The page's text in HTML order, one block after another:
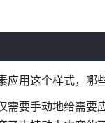
用这个样式，哪
要手动地给需